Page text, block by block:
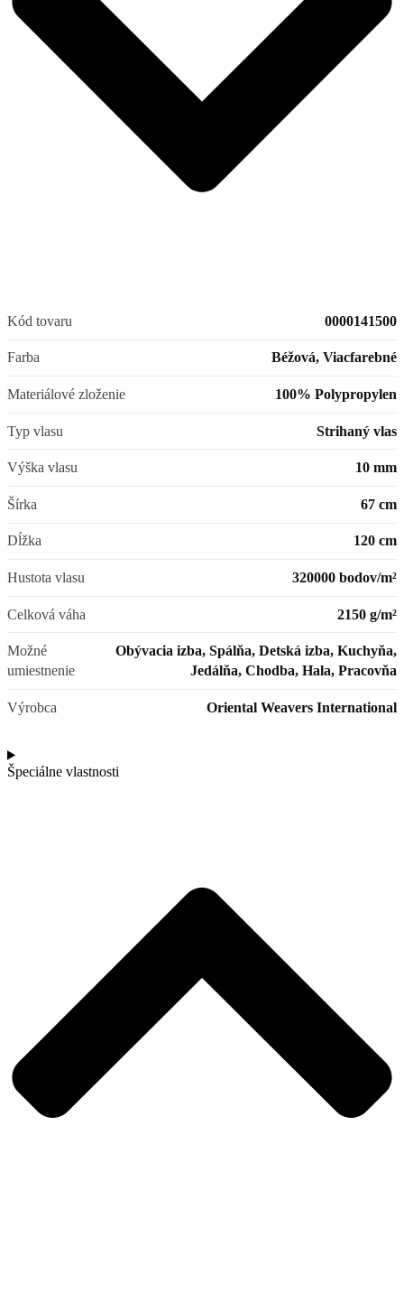
Kód tovaru 0000141500
Farba Béžová, Viacfarebné
Materiálové zloženie 100% Polypropylen
Typ vlasu Strihaný vlas
Výška vlasu 10 mm
Šírka 67 cm
Dĺžka 120 cm
Hustota vlasu 320000 bodov/m²
Celková váha 2150 g/m²
Možné
umiestnenie
Obývacia izba, Spálňa, Detská izba, Kuchyňa,
Jedálňa, Chodba, Hala, Pracovňa
Výrobca Oriental Weavers International
Špeciálne vlastnosti